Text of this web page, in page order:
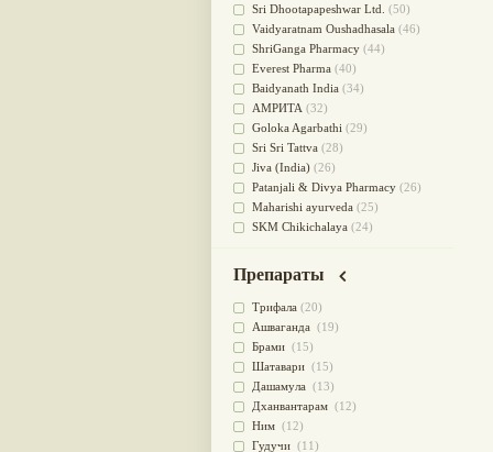
Антиоксидант(37)
Для Капха(Кафа) доши(37)
От паразитов(37)
При расстройстве желудка
Успокоительное(36)
Для глаз(34)
от геморроя(34)
Противовоспалительное
Для Питта доши
Для сердца(32)
Для сосудов головного мозга
(32)
Для лица(31)
Употребление в пищу
Ароматерапия(29)
Жаропонижающее
для памяти (28)
для почек(28)
Обезболивающие (28)
Слабительное
Афродизиак(27)
Sri Dhootapapeshwar Ltd. (50)
Vaidyaratnam Oushadhasala (46)
ShriGanga Pharmacy (44)
Everest Pharma (40)
Baidyanath India (34)
АМРИТА (32)
Goloka Agarbathi (29)
Sri Sri Tattva (28)
Jiva (India) (26)
Patanjali & Divya Pharmacy (26)
Maharishi ayurveda (25)
SKM Chikichalaya (24)
CONCENTRATES LTD (India)
CHARAK PHARMA
Satya Sai(20)
Vyas(20)
Bipha(19)
Kerala Ayurveda
Organic India pvt ltd
Lalita (16)
Ashtang Herbals
Препараты
Трифала (20)
Ашваганда (19)
Брами (15)
Шатавари (15)
Дашамула (13)
Дханвантарам (12)
Ним (12)
Гудучи (11)